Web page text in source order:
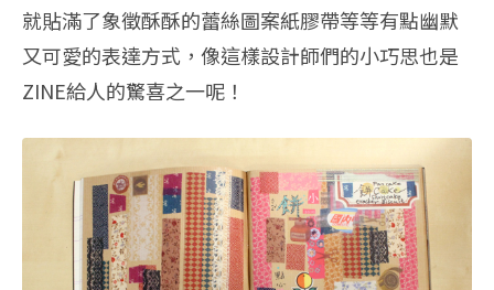
就貼滿了象徵酥酥的蕾絲圖案紙膠帶等等有點幽默
又可愛的表達方式，像這樣設計師們的小巧思也是
ZINE給人的驚喜之一呢！